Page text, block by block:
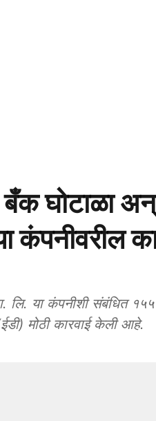
घोटाळा अन्
कंपनीवरील
या कंपनीशी संबंधित १५५
मोठी कारवाई केली आहे.